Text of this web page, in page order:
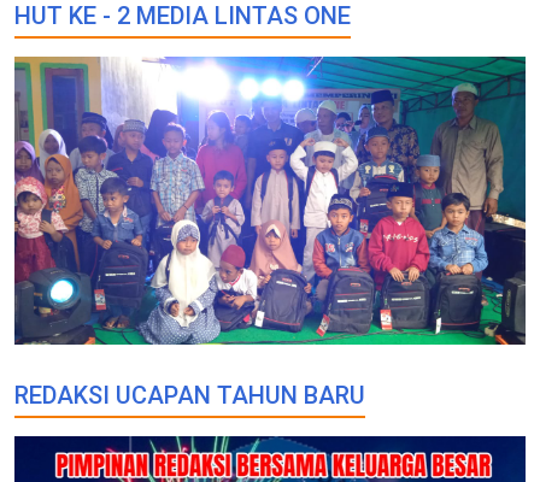
HUT KE - 2 MEDIA LINTAS ONE
REDAKSI UCAPAN TAHUN BARU